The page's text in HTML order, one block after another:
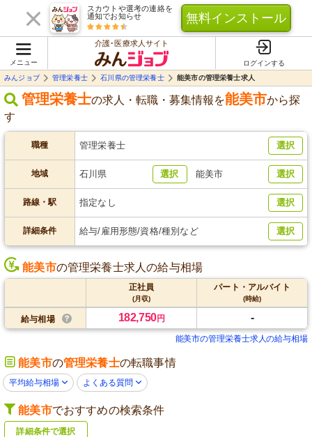
スカウトや選考の連絡を
通知でお知らせ
無料インストール
メニュー
介護･医療求人サイト
ログインする
みんジョブ
管理栄養士 石川県の管理栄養士 能美市の管理栄養士求人
管理栄養士の求人・転職・募集情報を能美市から探
す
職種 管理栄養士 選択
地域 石川県 選択 能美市 選択
路線・駅 指定なし 選択
詳細条件 給与/雇用形態/資格/種別など 選択
能美市の管理栄養士求人の給与相場
正社員
(月収)
パート・アルバイト
(時給)
給与相場 182,750円 -
能美市の管理栄養士求人の給与相場
能美市の管理栄養士の転職事情
平均給与相場 よくある質問
能美市でおすすめの検索条件
詳細条件で選択